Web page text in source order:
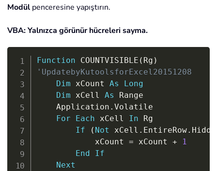
Modül penceresine yapıştırın.
VBA: Yalnızca görünür hücreleri sayma.
Function COUNTVISIBLE ( Rg )
'UpdatebyKutoolsforExcel20151208
Dim xCount As
Long
Dim xCell As Range
    Application
. Volatile
For
Each xCell In Rg
If
( Not xCell . EntireRow.
            xCount
= xCount +
1
End
If
Next